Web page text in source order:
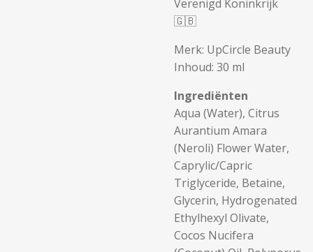
Verenigd Koninkrijk
🇬🇧
Merk: UpCircle Beauty
Inhoud: 30 ml
Ingrediënten
Aqua (Water), Citrus
Aurantium Amara
(Neroli) Flower Water,
Caprylic/Capric
Triglyceride, Betaine,
Glycerin, Hydrogenated
Ethylhexyl Olivate,
Cocos Nucifera